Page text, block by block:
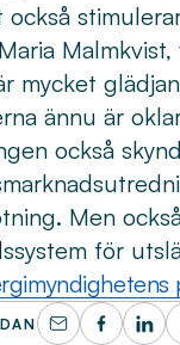
mycket
ännu är
också
Men
för